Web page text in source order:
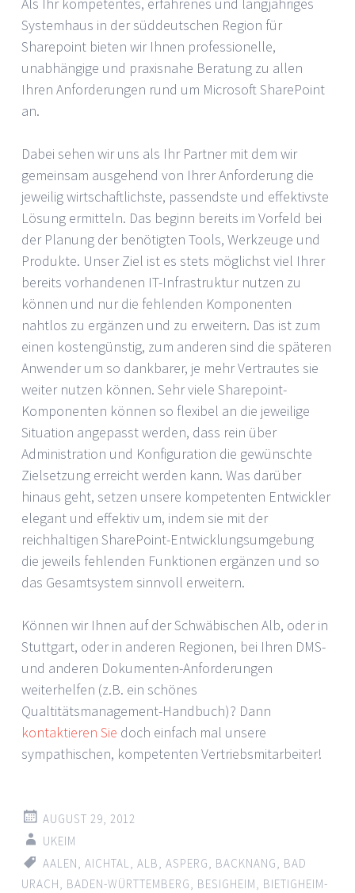
Systemhaus in der süddeutschen Region für
Sharepoint bieten wir Ihnen professionelle,
unabhängige und praxisnahe Beratung zu allen
Ihren Anforderungen rund um Microsoft SharePoint
an.
Dabei sehen wir uns als Ihr Partner mit dem wir
gemeinsam ausgehend von Ihrer Anforderung die
jeweilig wirtschaftlichste, passendste und effektivste
Lösung ermitteln. Das beginn bereits im Vorfeld bei
der Planung der benötigten Tools, Werkzeuge und
Produkte. Unser Ziel ist es stets möglichst viel Ihrer
bereits vorhandenen IT-Infrastruktur nutzen zu
können und nur die fehlenden Komponenten
nahtlos zu ergänzen und zu erweitern. Das ist zum
einen kostengünstig, zum anderen sind die späteren
Anwender um so dankbarer, je mehr Vertrautes sie
weiter nutzen können. Sehr viele Sharepoint-
Komponenten können so flexibel an die jeweilige
Situation angepasst werden, dass rein über
Administration und Konfiguration die gewünschte
Zielsetzung erreicht werden kann. Was darüber
hinaus geht, setzen unsere kompetenten Entwickler
elegant und effektiv um, indem sie mit der
reichhaltigen SharePoint-Entwicklungsumgebung
die jeweils fehlenden Funktionen ergänzen und so
das Gesamtsystem sinnvoll erweitern.
Können wir Ihnen auf der Schwäbischen Alb, oder in
Stuttgart, oder in anderen Regionen, bei Ihren DMS-
und anderen Dokumenten-Anforderungen
weiterhelfen (z.B. ein schönes
Qualtitätsmanagement-Handbuch)? Dann
kontaktieren Sie doch einfach mal unsere
sympathischen, kompetenten Vertriebsmitarbeiter!
AUGUST 29, 2012
UKEIM
AALEN, AICHTAL, ALB, ASPERG, BACKNANG, BAD
URACH, BADEN-WÜRTTEMBERG, BESIGHEIM, BIETIGHEIM-